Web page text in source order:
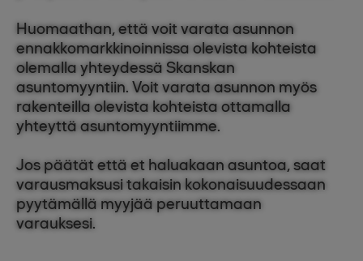
Huomaathan, että voit varata asunnon
ennakkomarkkinoinnissa olevista kohteista
olemalla yhteydessä Skanskan
asuntomyyntiin. Voit varata asunnon myös
rakenteilla olevista kohteista ottamalla
yhteyttä asuntomyyntiimme.
Jos päätät että et haluakaan asuntoa, saat
varausmaksusi takaisin kokonaisuudessaan
pyytämällä myyjää peruuttamaan
varauksesi.